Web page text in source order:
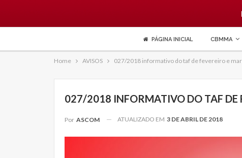
PÁGINA INICIAL CBMMA
Home AVISOS 027/2018 informativo do taf de fevereiro e
027/2018 INFORMATIVO DO TAF DE
Por ASCOM ATUALIZADO EM 3 DE ABRIL DE 2018